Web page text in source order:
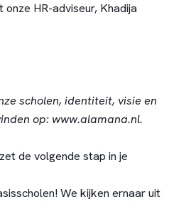
HR-adviseur, Khadija
scholen, identiteit, visie en
op: www.alamana.nl.
de volgende stap in je
We kijken ernaar uit